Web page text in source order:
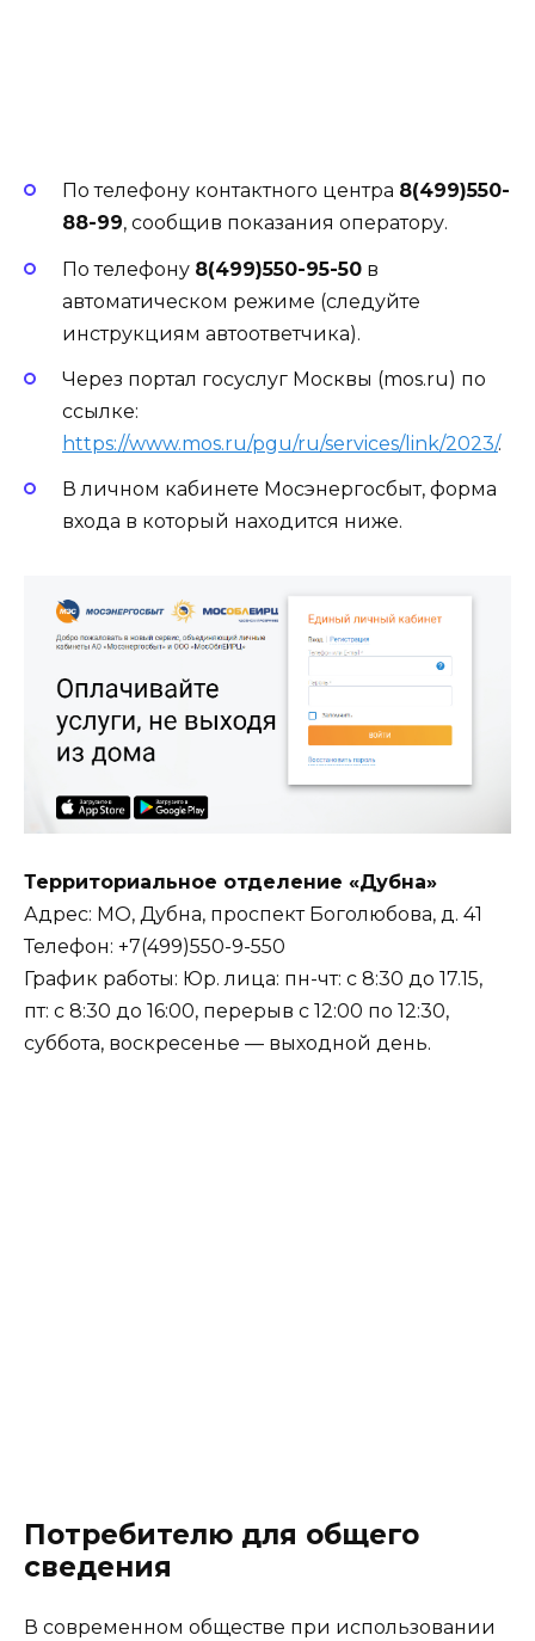
По телефону контактного центра 8(499)550-
88-99, сообщив показания оператору.
По телефону 8(499)550-95-50 в
автоматическом режиме (следуйте
инструкциям автоответчика).
Через портал госуслуг Москвы (mos.ru) по
ссылке:
https://www.mos.ru/pgu/ru/services/link/2023/.
В личном кабинете Мосэнергосбыт, форма
входа в который находится ниже.
Территориальное отделение «Дубна»
Адрес: МО, Дубна, проспект Боголюбова, д. 41
Телефон: +7(499)550-9-550
График работы: Юр. лица: пн-чт: с 8:30 до 17.15,
пт: с 8:30 до 16:00, перерыв с 12:00 по 12:30,
суббота, воскресенье — выходной день.
Потребителю для общего
сведения
В современном обществе при использовании